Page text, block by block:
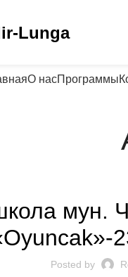
Lunga
О насПрограммы
мун.
Posted by